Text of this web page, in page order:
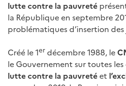
lutte contre la pauvreté
la République en septembre
problématiques d’insertion des
Créé le 1er décembre 1988, le
le Gouvernement sur toutes
lutte contre la pauvretéet